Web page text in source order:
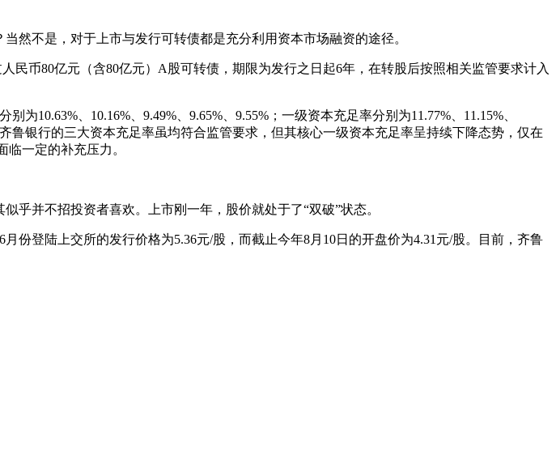
不是，对于上市与发行可转债都是充分利用资本市场融资的途径。
币80亿元（含80亿元）A股可转债，期限为发行之日起6年，在转股后按照相关监管要求计入
10.63%、10.16%、9.49%、9.65%、9.55%；一级资本充足率分别为11.77%、11.15%、
齐鲁银行的三大资本充足率虽均符合监管要求，但其核心一级资本充足率呈持续下降态势，仅在
临一定的补充压力。
并不招投资者喜欢。上市刚一年，股价就处于了“双破”状态。
登陆上交所的发行价格为5.36元/股，而截止今年8月10日的开盘价为4.31元/股。目前，齐鲁